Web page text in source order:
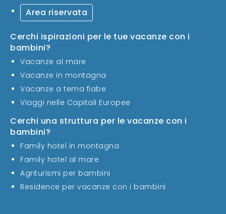
Area riservata
Cerchi ispirazioni per le tue vacanze con i
bambini?
Vacanze al mare
Vacanze in montagna
Vacanze a tema fiabe
Viaggi nelle Capitali Europee
Cerchi una struttura per le vacanze con i
bambini?
Family hotel in montagna
Family hotel al mare
Agriturismi per bambini
Residence per vacanze con i bambini